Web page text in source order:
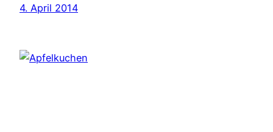
4. April 2014